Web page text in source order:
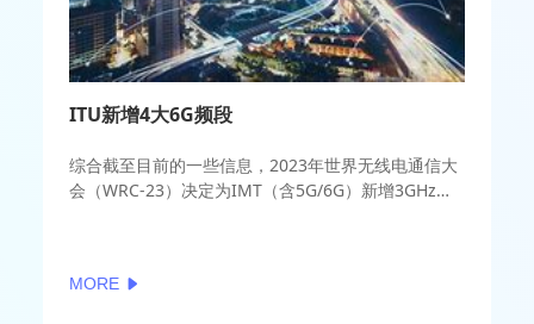
ITU新增4大6G频段
综合截至目前的一些信息，2023年世界无线电通信大
会（WRC-23）决定为IMT（含5G/6G）新增3GHz频
MORE